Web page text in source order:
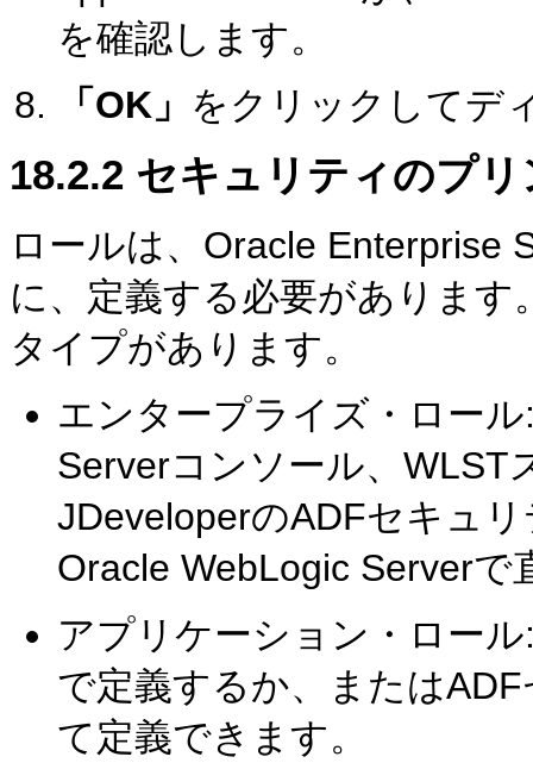
を確認します。
「OK」 をクリックしてデ
18.2.2 セキュリティのプ
ロールは、Oracle Enterprise
に、定義する必要がありま
タイプがあります。
エンタープライズ・ロー
Serverコンソール、WLST
JDeveloperのADFセキュ
Oracle WebLogic Serverで
アプリケーション・ロー
で定義するか、または
て定義できます。